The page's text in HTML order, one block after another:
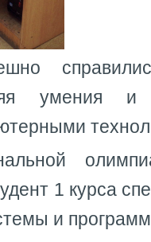
умения и
1 курса
и